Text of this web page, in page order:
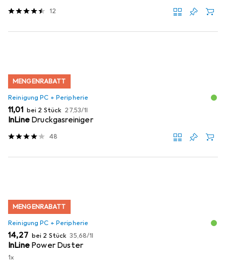
12
MENGENRABATT
Reinigung PC + Peripherie
EUR
11,01 bei 2 Stück EUR
27,53/1l
InLine Druckgasreiniger
48
MENGENRABATT
Reinigung PC + Peripherie
EUR
14,27 bei 2 Stück EUR
35,68/1l
InLine Power Duster
1x